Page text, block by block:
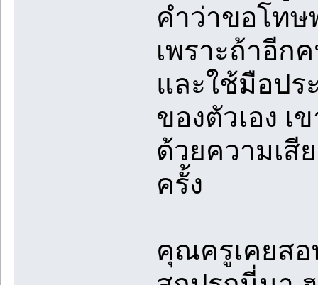
คำว่าขอโทษ
เพราะถ้าอีก
และใช้มือปร
ของตัวเอง เ
ด้วยความเสี
ครั้ง
คุณครูเคยส